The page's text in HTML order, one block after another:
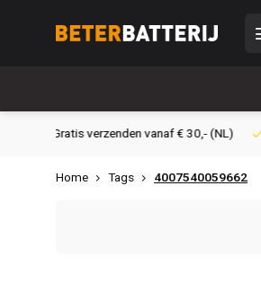
Verzendkosten € 2,95 (NL)
Home Tags 4007540059662